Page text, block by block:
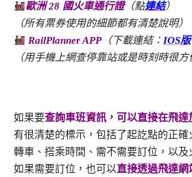
歐洲 28 國火車通行證（點連結）
（所有票券使用的細節都有清楚說明）
RailPlanner APP（下載連結： IOS版
（用手機上網查停靠站或是時刻時很方
如果要查詢車班資訊，可以直接在飛達
有很清楚的標示，包括了起訖點的正
轉車、搭乘時間、需不需要訂位，以及
如果需要訂位，也可以直接透過飛達